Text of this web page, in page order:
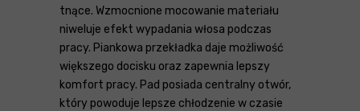
tnące. Wzmocnione mocowanie materiału
niweluje efekt wypadania włosa podczas
pracy. Piankowa przekładka daje możliwość
większego docisku oraz zapewnia lepszy
komfort pracy. Pad posiada centralny otwór,
który powoduje lepsze chłodzenie w czasie